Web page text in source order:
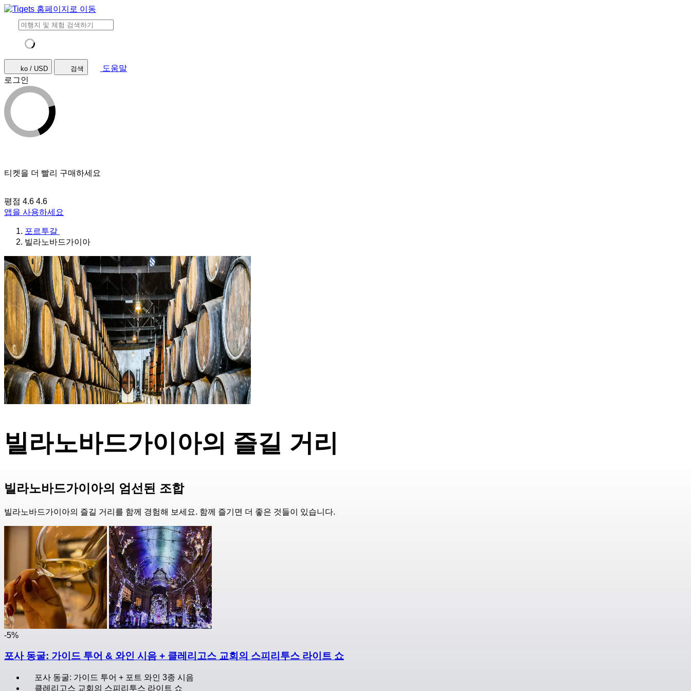
ko / USD 검색
도움말
로그인
티켓을 더 빨리 구매하세요
평점 4.6 4.6
앱을 사용하세요
포르투갈
빌라노바드가이아
빌라노바드가이아의 즐길 거리
빌라노바드가이아의 엄선된 조합
빌라노바드가이아의 즐길 거리를 함께 경험해 보세요. 함께 즐기면 더 좋은 것들이 있습니다.
-5%
포사 동굴: 가이드 투어 & 와인 시음 + 클레리고스 교회의 스피리투스 라이트 쇼
포사 동굴: 가이드 투어 + 포트 와인 3종 시음
클레리고스 교회의 스피리투스 라이트 쇼